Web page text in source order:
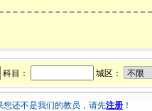
科目： 城区：
还不是我们的教员，请先注册 ！